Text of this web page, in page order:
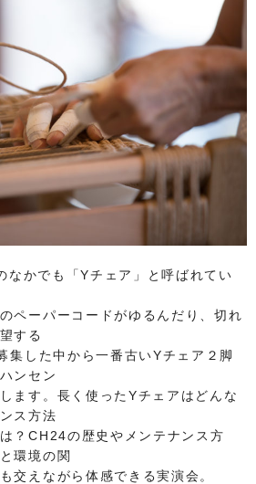
なかでも「Yチェア」と呼ばれてい
ペーパーコードがゆるんだり、切れ
する
集した中から一番古いYチェア２脚
ンセン
ます。長く使ったYチェアはどんな
ス方法
？CH24の歴史やメンテナンス方
環境の関
交えながら体感できる実演会。